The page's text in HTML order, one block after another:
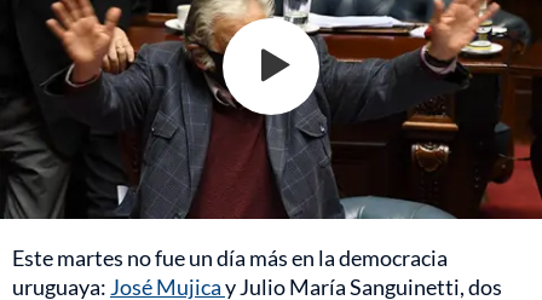
Este martes no fue un día más en la democracia
uruguaya: José Mujicay Julio María Sanguinetti, dos